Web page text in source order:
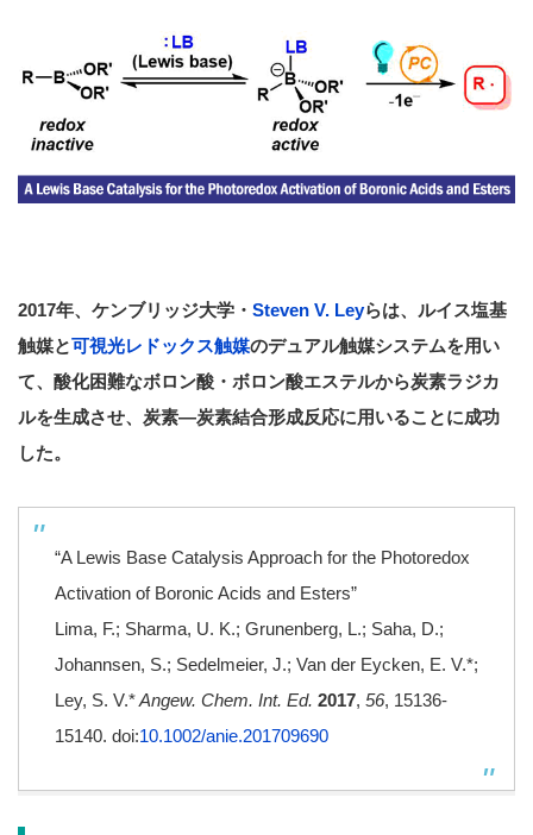
2017年、ケンブリッジ大学・ Steven V. Leyらは、ルイス塩基
触媒と可視光レドックス触媒のデュアル触媒システムを用い
て、酸化困難なボロン酸・ボロン酸エステルから炭素ラジカ
ルを生成させ、炭素―炭素結合形成反応に用いることに成功
した。
“A Lewis Base Catalysis Approach for the Photoredox
Activation of Boronic Acids and Esters”
Lima, F.; Sharma, U. K.; Grunenberg, L.; Saha, D.;
Johannsen, S.; Sedelmeier, J.; Van der Eycken, E. V.*;
Ley, S. V.*Angew. Chem. Int. Ed. 2017, 56, 15136-
15140. doi:10.1002/anie.201709690